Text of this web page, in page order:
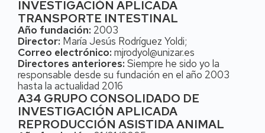
INVESTIGACIÓN APLICADA
TRANSPORTE INTESTINAL
Año fundación: 2003
Director: María Jesús Rodríguez Yoldi;
Correo electrónico: mjrodyol@unizar.es
Directores anteriores: Siempre he sido yo la
responsable desde su fundación en el año 2003
hasta la actualidad 2016
A34 GRUPO CONSOLIDADO DE
INVESTIGACIÓN APLICADA
REPRODUCCIÓN ASISTIDA ANIMAL